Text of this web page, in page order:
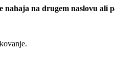
na drugem naslovu ali